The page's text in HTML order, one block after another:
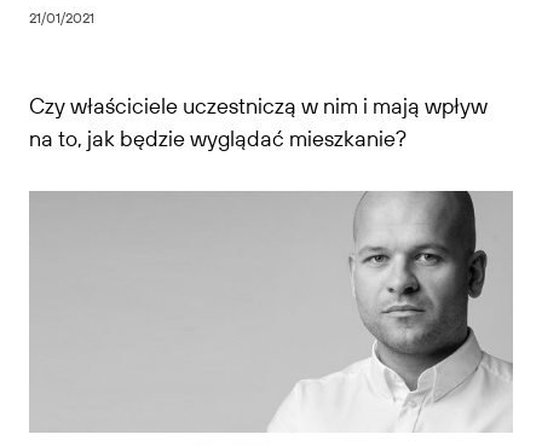
21/01/2021
Czy właściciele uczestniczą w nim i mają wpływ
na to, jak będzie wyglądać mieszkanie?